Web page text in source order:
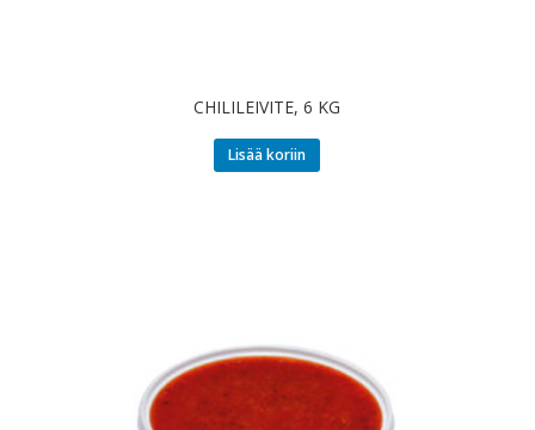
CHILILEIVITE, 6 KG
Lisää koriin